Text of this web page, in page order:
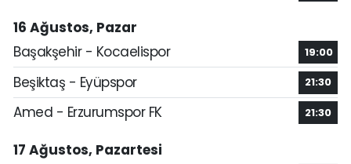
16 Ağustos, Pazar
Başakşehir - Kocaelispor
19:00
Beşiktaş - Eyüpspor 21:30
Amed - Erzurumspor FK 21:30
17 Ağustos, Pazartesi